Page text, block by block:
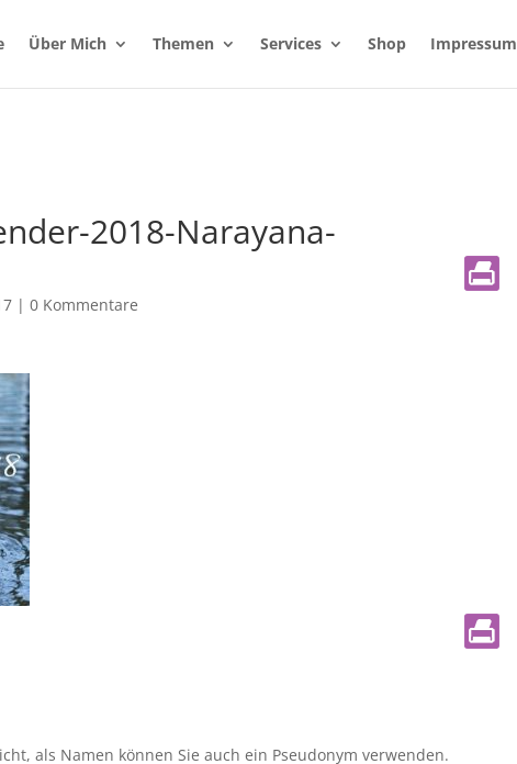
Über Mich Themen Services Shop Impressum
2018-Narayana-
| 0 Kommentare
als Namen können Sie auch ein Pseudonym verwenden.